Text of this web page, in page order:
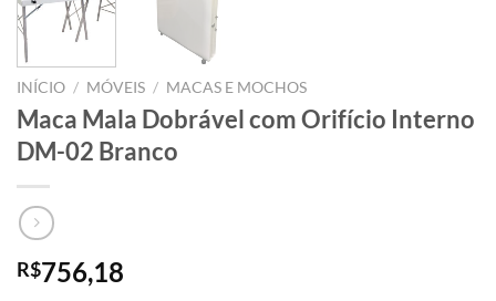
INÍCIO / MÓVEIS / MACAS E MOCHOS
Maca Mala Dobrável com Orifício Interno
DM-02 Branco
R$756,18